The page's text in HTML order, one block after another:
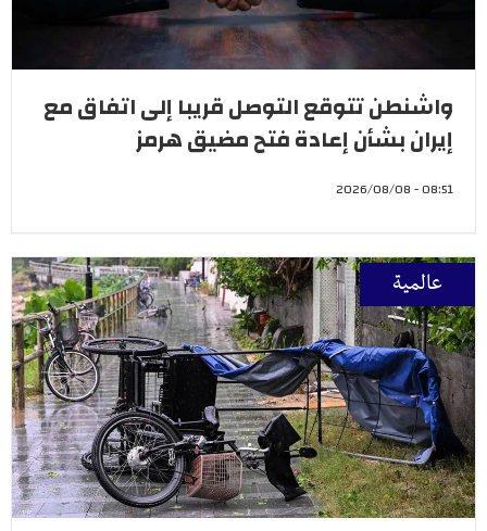
واشنطن تتوقع التوصل قريبا إلى اتفاق مع
إيران بشأن إعادة فتح مضيق هرمز
08:51 - 2026/08/08
عالمية